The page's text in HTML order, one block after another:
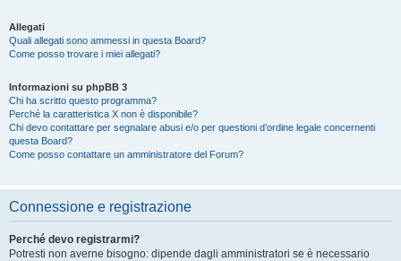
Allegati
Quali allegati sono ammessi in questa Board?
Come posso trovare i miei allegati?
Informazioni su phpBB 3
Chi ha scritto questo programma?
Perché la caratteristica X non è disponibile?
Chi devo contattare per segnalare abusi e/o per questioni d’ordine legale concernenti
questa Board?
Come posso contattare un amministratore del Forum?
Connessione e registrazione
Perché devo registrarmi?
Potresti non averne bisogno: dipende dagli amministratori se è necessario